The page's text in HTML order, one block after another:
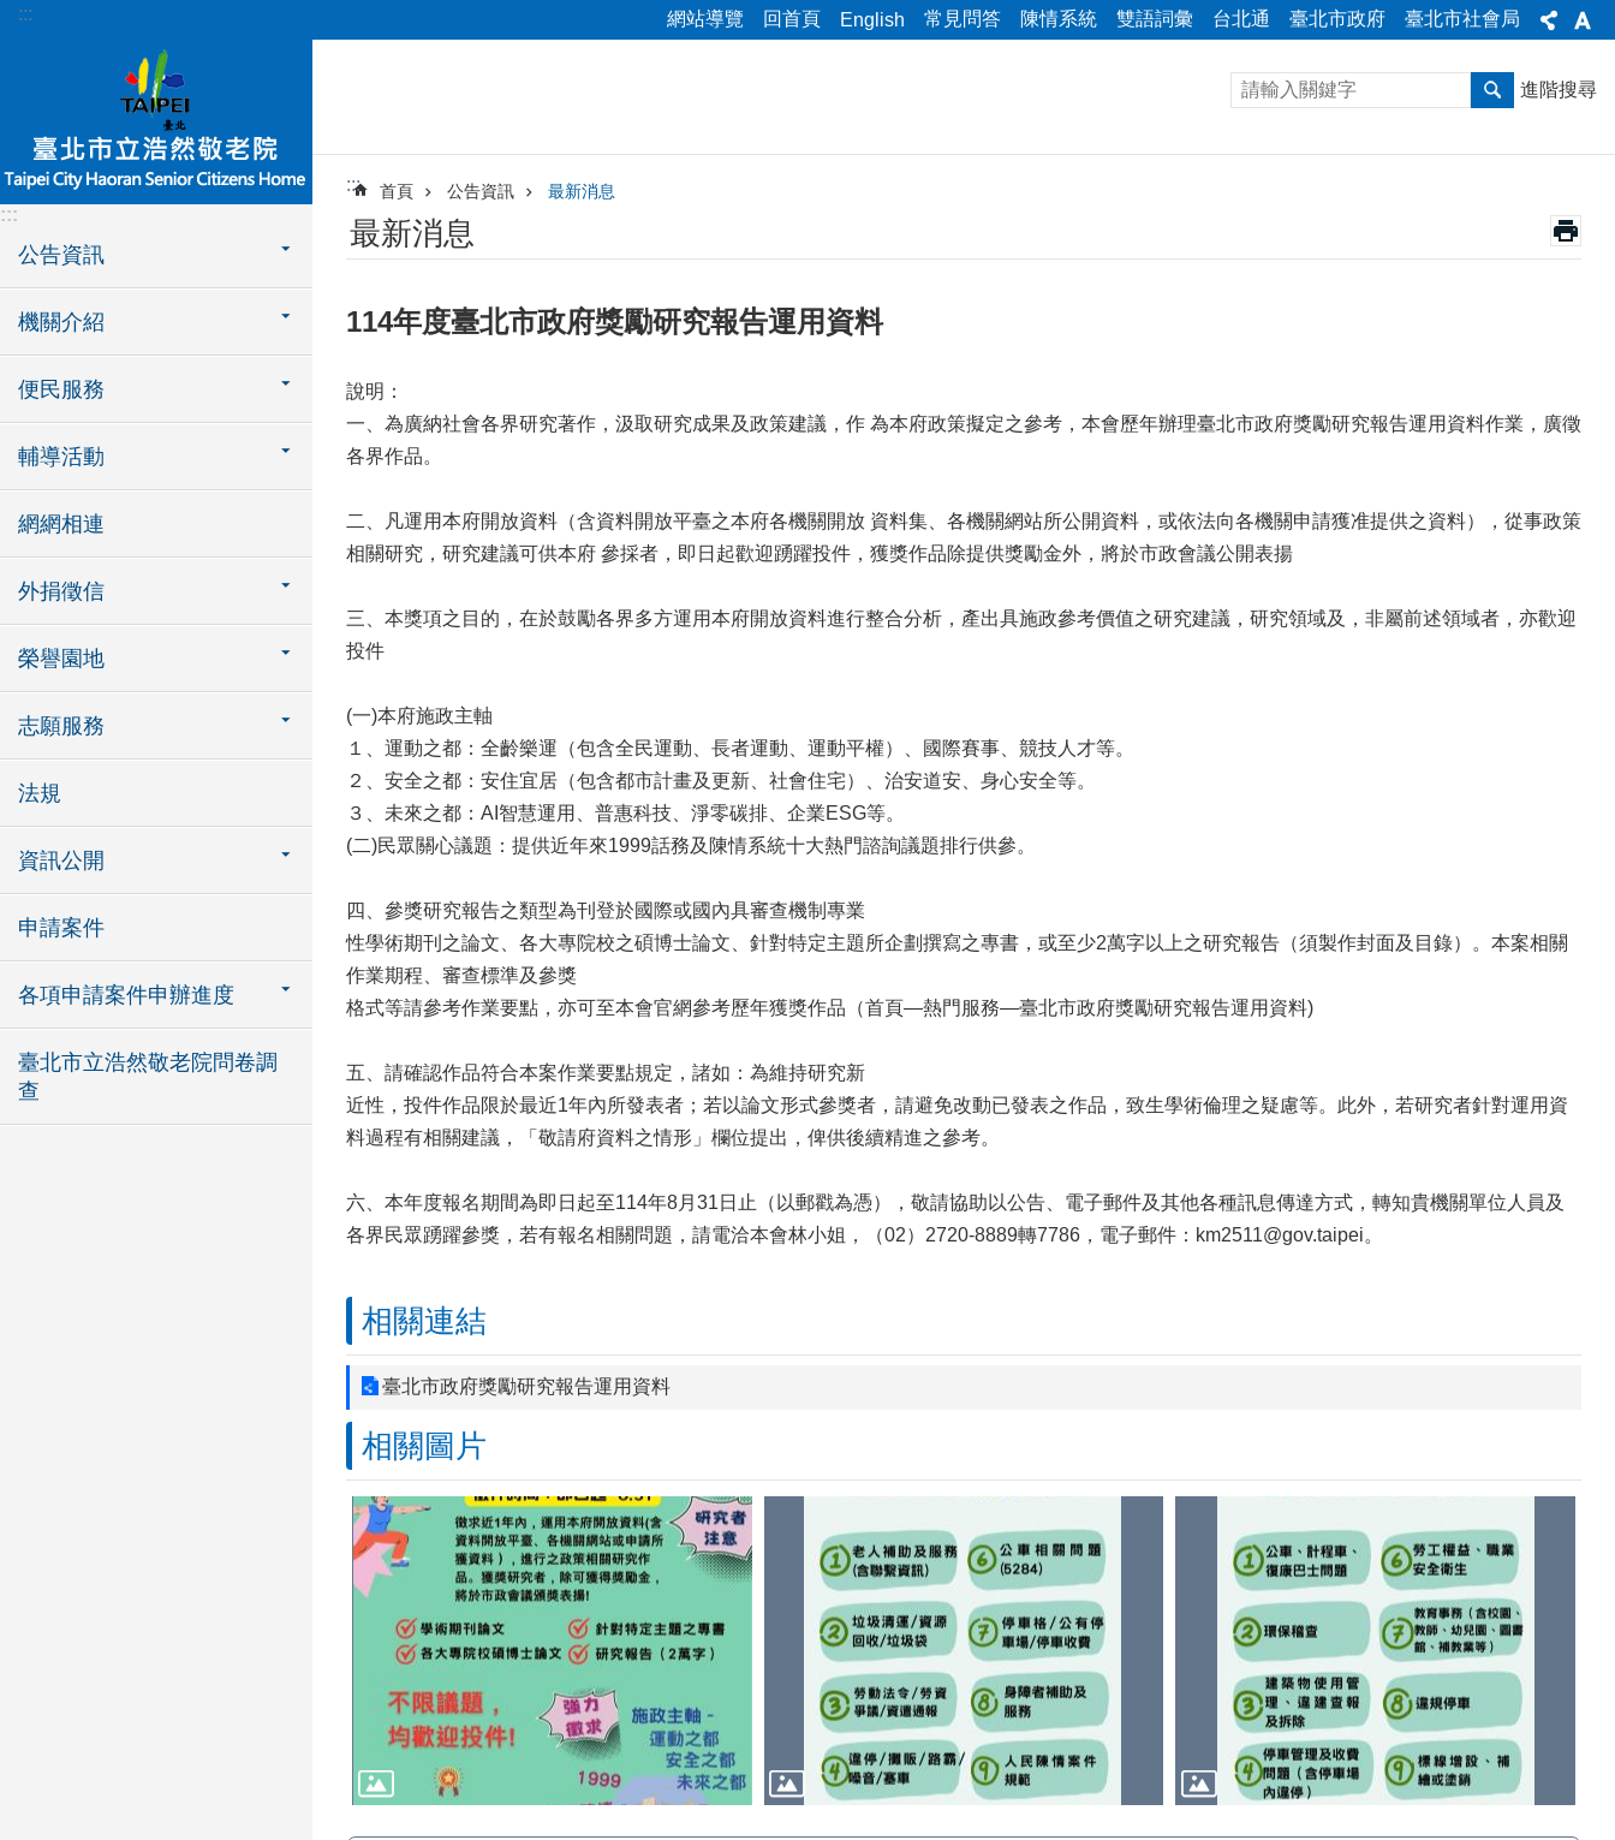
跳到主要內容區塊
::: 網站導覽 回首頁 English 常見問答 陳情系統 雙語詞彙 台北通 臺北市政府 臺北市社會局
:::
公告資訊
機關介紹
便民服務
輔導活動
網網相連
外捐徵信
榮譽園地
志願服務
法規
資訊公開
申請案件
各項申請案件申辦進度
臺北市立浩然敬老院問卷調
查
進階搜尋
::: 首頁 公告資訊 最新消息
最新消息
114年度臺北市政府獎勵研究報告運用資料
說明：
一、為廣納社會各界研究著作，汲取研究成果及政策建議，作 為本府政策擬定之參考，本會歷年辦理臺北市政府獎勵研究報告運用資料作業，廣徵
各界作品。
二、凡運用本府開放資料（含資料開放平臺之本府各機關開放 資料集、各機關網站所公開資料，或依法向各機關申請獲准提供之資料），從事政策
相關研究，研究建議可供本府 參採者，即日起歡迎踴躍投件，獲獎作品除提供獎勵金外，將於市政會議公開表揚
三、本獎項之目的，在於鼓勵各界多方運用本府開放資料進行整合分析，產出具施政參考價值之研究建議，研究領域及，非屬前述領域者，亦歡迎
投件
(一)本府施政主軸
１、運動之都：全齡樂運（包含全民運動、長者運動、運動平權）、國際賽事、競技人才等。
２、安全之都：安住宜居（包含都市計畫及更新、社會住宅）、治安道安、身心安全等。
３、未來之都：AI智慧運用、普惠科技、淨零碳排、企業ESG等。
(二)民眾關心議題：提供近年來1999話務及陳情系統十大熱門諮詢議題排行供參。
四、參獎研究報告之類型為刊登於國際或國內具審查機制專業
性學術期刊之論文、各大專院校之碩博士論文、針對特定主題所企劃撰寫之專書，或至少2萬字以上之研究報告（須製作封面及目錄）。本案相關
作業期程、審查標準及參獎
格式等請參考作業要點，亦可至本會官網參考歷年獲獎作品（首頁—熱門服務—臺北市政府獎勵研究報告運用資料)
五、請確認作品符合本案作業要點規定，諸如：為維持研究新
近性，投件作品限於最近1年內所發表者；若以論文形式參獎者，請避免改動已發表之作品，致生學術倫理之疑慮等。此外，若研究者針對運用資
料過程有相關建議，「敬請府資料之情形」欄位提出，俾供後續精進之參考。
六、本年度報名期間為即日起至114年8月31日止（以郵戳為憑），敬請協助以公告、電子郵件及其他各種訊息傳達方式，轉知貴機關單位人員及
各界民眾踴躍參獎，若有報名相關問題，請電洽本會林小姐，（02）2720-8889轉7786，電子郵件：km2511@gov.taipei。
相關連結
臺北市政府獎勵研究報告運用資料
相關圖片